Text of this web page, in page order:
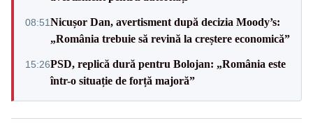
08:51Nicușor Dan, avertisment după decizia Moody’s:
„România trebuie să revină la creștere economică”
15:26PSD, replică dură pentru Bolojan: „România este
într-o situație de forță majoră”